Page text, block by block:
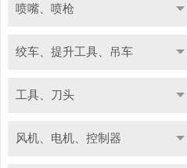
喷嘴、喷枪
绞车、提升工具、吊车
工具、刀头
风机、电机、控制器